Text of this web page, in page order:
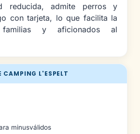
CAMPING L'ESPELT
minusválidos
reducida, admite perros y
con tarjeta, lo que facilita la
y aficionados al